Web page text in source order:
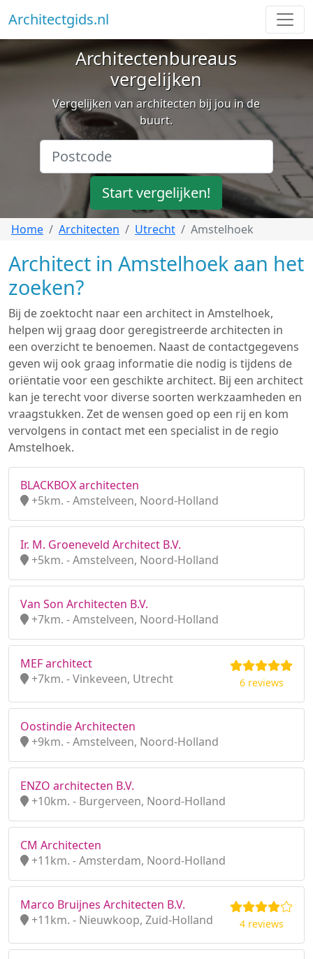
Architectgids.nl
Architectenbureaus
vergelijken
Vergelijken van architecten bij jou in de
buurt.
Start vergelijken!
Home Architecten Utrecht Amstelhoek
Architect in Amstelhoek aan het
zoeken?
Bij de zoektocht naar een architect in Amstelhoek,
helpen wij graag door geregistreerde architecten in
een overzicht te benoemen. Naast de contactgegevens
geven wij ook graag informatie die nodig is tijdens de
oriëntatie voor een geschikte architect. Bij een architect
kan je terecht voor diverse soorten werkzaamheden en
vraagstukken. Zet de wensen goed op een rij en kom
vervolgens in contact met een specialist in de regio
Amstelhoek.
BLACKBOX architecten
+5km. - Amstelveen, Noord-Holland
Ir. M. Groeneveld Architect B.V.
+5km. - Amstelveen, Noord-Holland
Van Son Architecten B.V.
+7km. - Amstelveen, Noord-Holland
MEF architect
+7km. - Vinkeveen, Utrecht
6 reviews
Oostindie Architecten
+9km. - Amstelveen, Noord-Holland
ENZO architecten B.V.
+10km. - Burgerveen, Noord-Holland
CM Architecten
+11km. - Amsterdam, Noord-Holland
Marco Bruijnes Architecten B.V.
+11km. - Nieuwkoop, Zuid-Holland
4 reviews